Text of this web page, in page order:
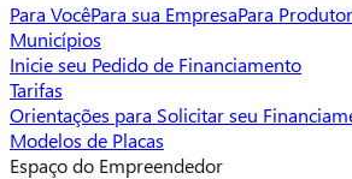
Para VocêPara sua EmpresaPara
Municípios
Inicie seu Pedido de Financiamento
Tarifas
Orientações para Solicitar seu
Modelos de Placas
Espaço do Empreendedor